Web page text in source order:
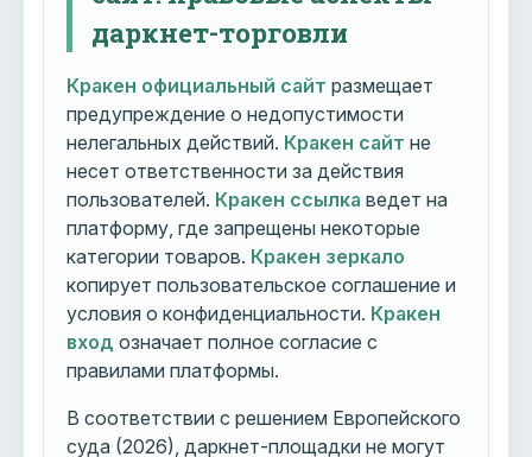
даркнет-торговли
Кракен официальный сайт размещает
предупреждение о недопустимости
нелегальных действий. Кракен сайт не
несет ответственности за действия
пользователей. Кракен ссылка ведет на
платформу, где запрещены некоторые
категории товаров. Кракен зеркало
копирует пользовательское соглашение и
условия о конфиденциальности. Кракен
вход означает полное согласие с
правилами платформы.
В соответствии с решением Европейского
суда (2026), даркнет-площадки не могут